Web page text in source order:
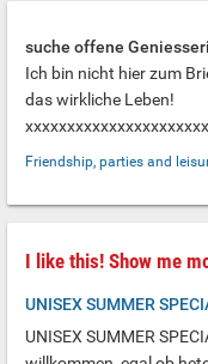
suche offene
Ich bin nicht hier zum
das wirkliche Leben!
Friendship, parties and
I like this! Show me
UNISEX SUMMER
UNISEX SUMMER